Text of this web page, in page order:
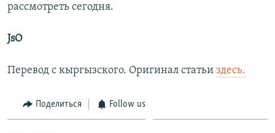
рассмотреть сегодня.
JsO
Перевод с кыргызского. Оригинал статьи здесь.
Поделиться Follow us